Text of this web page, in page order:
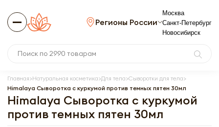
Регионы России
Москва
Санкт-Петербург
Новосибирск
Главная Натуральная косметика Для тела Сыворотки для тела
Himalaya Сыворотка с куркумой против темных пятен 30мл
Himalaya Сыворотка с куркумой
против темных пятен 30мл